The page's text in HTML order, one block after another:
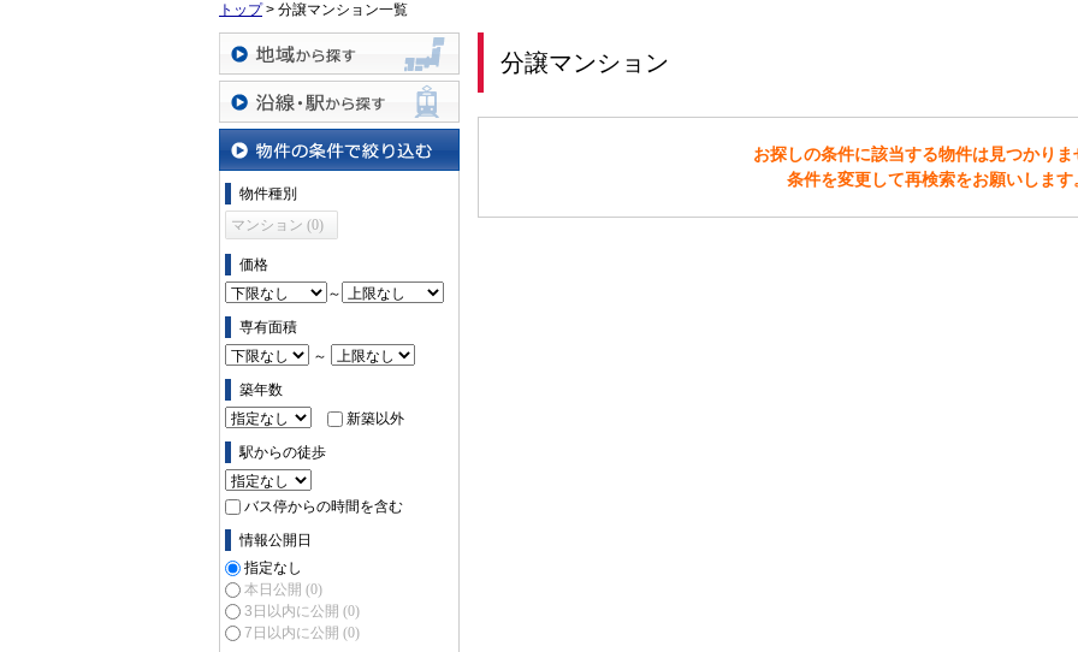
トップ> 分譲マンション一覧
地域から探す
沿線・駅から探す
物件の条件で絞り込む
物件種別
マンション (0)
価格
～
専有面積
～
築年数
新築以外
駅からの徒歩
バス停からの時間を含む
情報公開日
指定なし
本日公開 (0)
3日以内に公開 (0)
7日以内に公開 (0)
分譲マンション
お探しの条件に該当する物件は見つかりま
条件を変更して再検索をお願いします